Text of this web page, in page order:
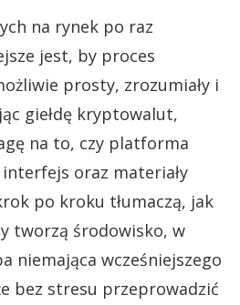
na rynek po raz
jest, by proces
prosty, zrozumiały i
giełdę kryptowalut,
na to, czy platforma
oraz materiały
po kroku tłumaczą, jak
tworzą środowisko, w
niemająca wcześniejszego
bez stresu przeprowadzić